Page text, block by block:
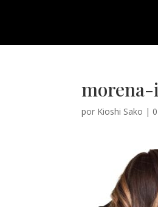
por Kioshi Sako |